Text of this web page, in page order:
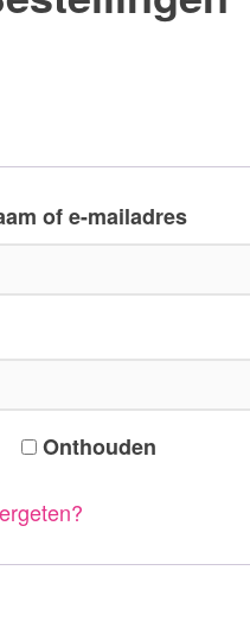
of e-mailadres
Onthouden